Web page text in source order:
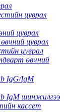
цуврал
цуврал
цуврал
цуврал
өвчний
IgG/IgM
IgM шинжилгээ
кассет